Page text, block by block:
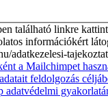
található linkre
információkért
adatkezelesi-
a Mailchimpet
feldolgozás
adatvédelmi